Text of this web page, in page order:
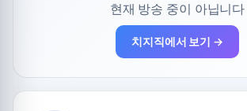
현재 방송 중이 아닙니다
치지직에서 보기 →